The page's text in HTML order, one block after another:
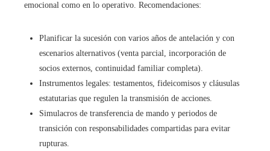
emocional como en lo operativo. Recomendaciones:
Planificar la sucesión con varios años de antelación y con
escenarios alternativos (venta parcial, incorporación de
socios externos, continuidad familiar completa).
Instrumentos legales: testamentos, fideicomisos y cláusulas
estatutarias que regulen la transmisión de acciones.
Simulacros de transferencia de mando y periodos de
transición con responsabilidades compartidas para evitar
rupturas.